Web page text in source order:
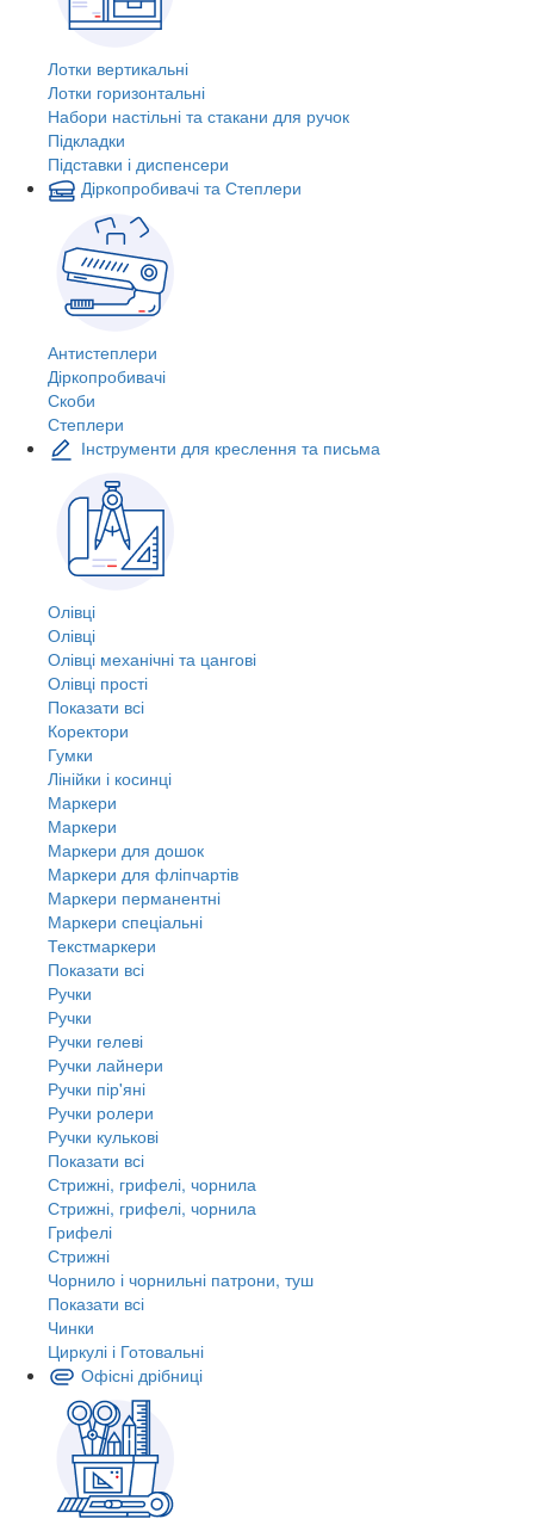
Лотки вертикальні
Лотки горизонтальні
Набори настільні та стакани для ручок
Підкладки
Підставки і диспенсери
Діркопробивачі та Степлери
Антистеплери
Діркопробивачі
Скоби
Степлери
Інструменти для креслення та письма
Олівці
Олівці
Олівці механічні та цангові
Олівці прості
Показати всі
Коректори
Гумки
Лінійки і косинці
Маркери
Маркери
Маркери для дошок
Маркери для фліпчартів
Маркери перманентні
Маркери спеціальні
Текстмаркери
Показати всі
Ручки
Ручки
Ручки гелеві
Ручки лайнери
Ручки пір'яні
Ручки ролери
Ручки кулькові
Показати всі
Стрижні, грифелі, чорнила
Стрижні, грифелі, чорнила
Грифелі
Стрижні
Чорнило і чорнильні патрони, туш
Показати всі
Чинки
Циркулі і Готовальні
Офісні дрібниці